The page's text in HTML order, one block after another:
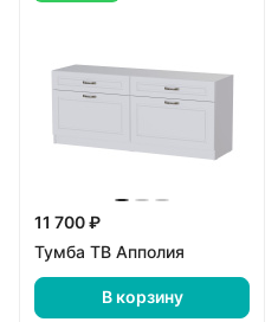
11 700 ₽
Тумба ТВ Апполия
В корзину